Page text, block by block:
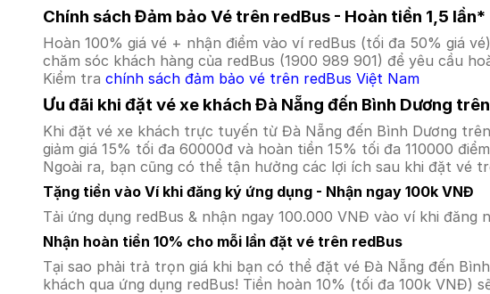
Chính sách Đảm bảo Vé trên redBus - Hoàn tiền 1,5 lần*
Hoàn 100% giá vé + nhận điểm vào ví redBus (tối đa 50% giá
chăm sóc khách hàng của redBus (1900 989 901) để yêu cầu
Kiểm tra chính sách đảm bảo vé trên redBus Việt Nam
Ưu đãi khi đặt vé xe khách Đà Nẵng đến Bình Dương
Khi đặt vé xe khách trực tuyến từ Đà Nẵng đến Bình Dương
giảm giá 15% tối đa 60000đ và hoàn tiền 15% tối đa 110000
Ngoài ra, bạn cũng có thể tận hưởng các lợi ích sau khi đặt vé
Tặng tiền vào Ví khi đăng ký ứng dụng - Nhận ngay 100k VNĐ
Tải ứng dụng redBus & nhận ngay 100.000 VNĐ vào ví khi đăng
Nhận hoàn tiền 10% cho mỗi lần đặt vé trên redBus
Tại sao phải trả trọn giá khi bạn có thể đặt vé Đà Nẵng đến
khách qua ứng dụng redBus! Tiền hoàn 10% (tối đa 100k VNĐ)